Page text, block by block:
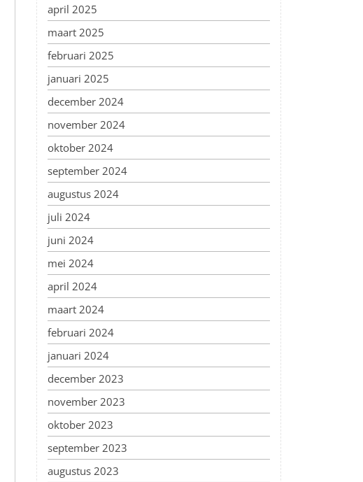
april 2025
maart 2025
februari 2025
januari 2025
december 2024
november 2024
oktober 2024
september 2024
augustus 2024
juli 2024
juni 2024
mei 2024
april 2024
maart 2024
februari 2024
januari 2024
december 2023
november 2023
oktober 2023
september 2023
augustus 2023